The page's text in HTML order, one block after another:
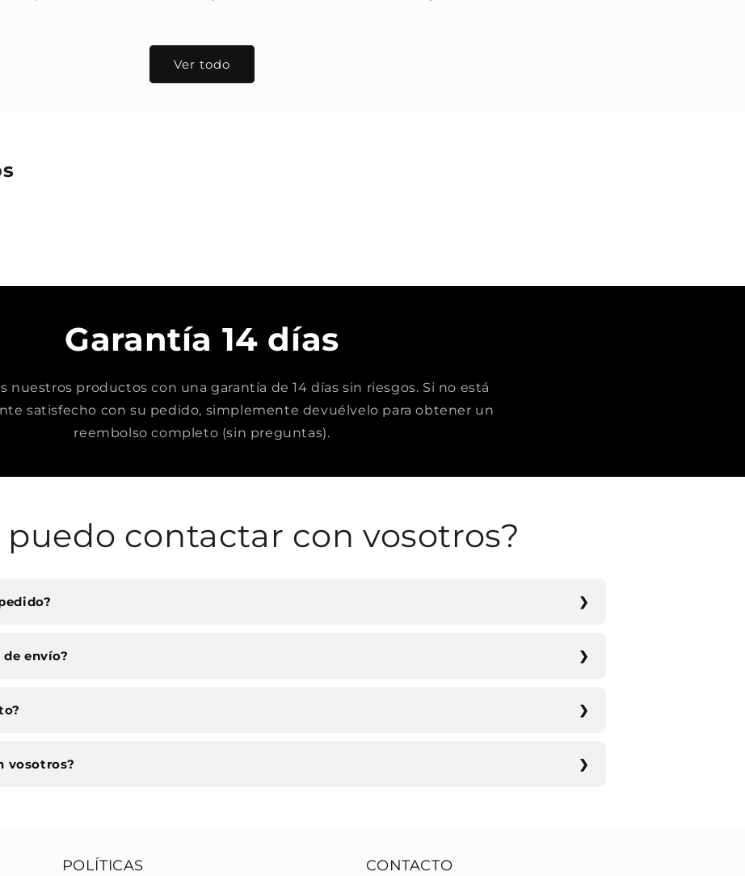
Ver todo
Garantía 14 días
nuestros productos con una garantía de 14 días sin riesgos. Si no está
satisfecho con su pedido, simplemente devuélvelo para obtener un
reembolso completo (sin preguntas).
puedo contactar con vosotros?
envío?
vosotros?
POLÍTICAS CONTACTO